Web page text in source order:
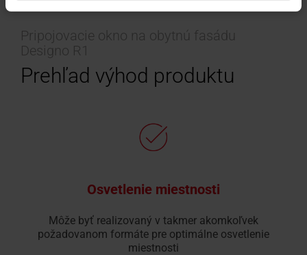
Pripojovacie okno na obytnú fasádu
Designo R1
Prehľad výhod produktu
Osvetlenie miestnosti
Môže byť realizovaný v takmer akomkoľvek
požadovanom formáte pre optimálne osvetlenie
miestnosti